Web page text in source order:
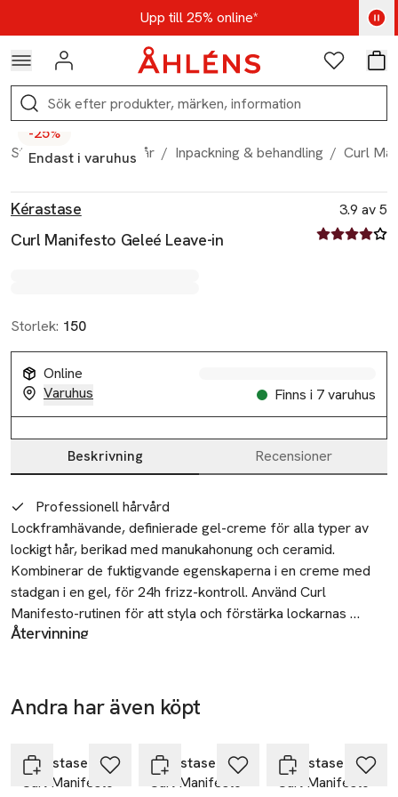
Hoppa till navigationsmenynUpp till 25% online*
Kod: AUG25 - Shoppa nu
Logga in Favoriter
Sök
Start / Skönhet / Hår / Inpackning & behandling / Curl
-25%
Endast i varuhus
Kérastase
Curl Manifesto Geleé Leave-in
3.9 av 5
3.9 av fem
Storlek: 150
Online
Varuhus
Finns i 7 varuhus
Beskrivning Recensioner
Beskrivning
Professionell hårvård
Lockframhävande, definierade gel-creme för alla typer av
lockigt hår, berikad med manukahonung och ceramid.
Kombinerar de fuktigvande egenskaperna i en creme med
stadgan i en gel, för 24h frizz-kontroll. Använd Curl
Manifesto-rutinen för att styla och förstärka lockarnas
naturliga form med mjukhet, definition och utan stelhet.
Återvinning
Tillverkare
14
rue Royale
Andra har även köpt
Kérastase
Curl Manifesto
-25%
Kérastase
Curl Manifesto
Kérastase
Curl Manifesto